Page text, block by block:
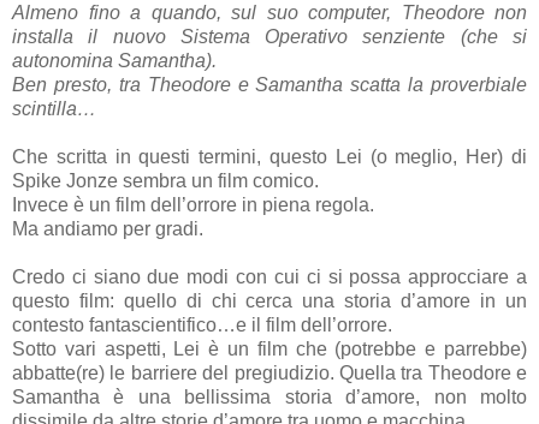
Almeno fino a quando, sul suo computer, Theodore non
installa il nuovo Sistema Operativo senziente (che si
autonomina Samantha).
Ben presto, tra Theodore e Samantha scatta la proverbiale
scintilla…
Che scritta in questi termini, questo Lei (o meglio, Her) di
Spike Jonze sembra un film comico.
Invece è un film dell’orrore in piena regola.
Ma andiamo per gradi.
Credo ci siano due modi con cui ci si possa approcciare a
questo film: quello di chi cerca una storia d’amore in un
contesto fantascientifico…e il film dell’orrore.
Sotto vari aspetti, Lei è un film che (potrebbe e parrebbe)
abbatte(re) le barriere del pregiudizio. Quella tra Theodore e
Samantha è una bellissima storia d’amore, non molto